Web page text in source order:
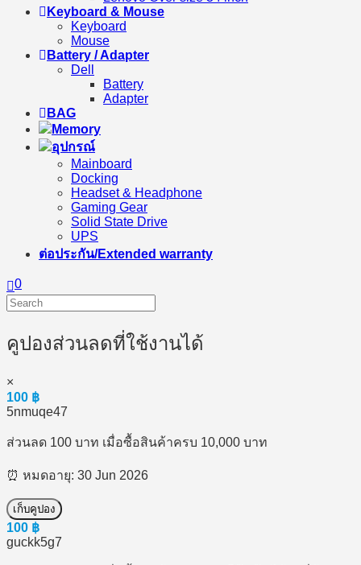
Keyboard & Mouse
Keyboard
Mouse
Battery / Adapter
Dell
Battery
Adapter
BAG
Memory
อุปกรณ์
Mainboard
Docking
Headset & Headphone
Gaming Gear
Solid State Drive
UPS
ต่อประกัน/Extended warranty
0
คูปองส่วนลดที่ใช้งานได้
×
100 ฿
5nmuqe47
ส่วนลด 100 บาท เมื่อซื้อสินค้าครบ 10,000 บาท
⏰ หมดอายุ: 30 Jun 2026
เก็บคูปอง
100 ฿
guckk5g7